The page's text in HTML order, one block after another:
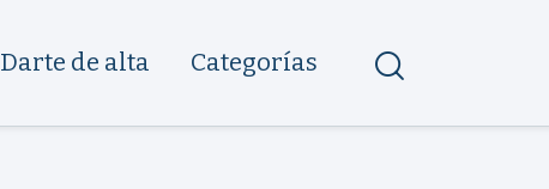
Darte de alta Categorías